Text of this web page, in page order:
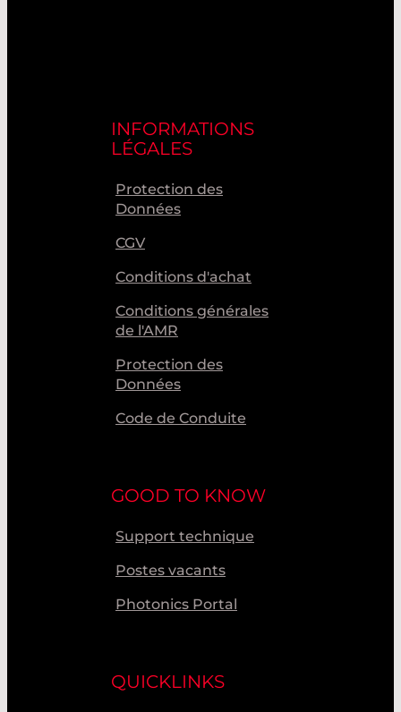
INFORMATIONS
LÉGALES
Protection des
Données
CGV
Conditions d'achat
Conditions générales
de l'AMR
Protection des
Données
Code de Conduite
GOOD TO KNOW
Support technique
Postes vacants
Photonics Portal
QUICKLINKS